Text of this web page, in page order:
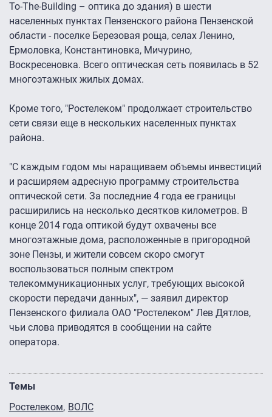
To-The-Building – оптика до здания) в шести
населенных пунктах Пензенского района Пензенской
области - поселке Березовая роща, селах Ленино,
Ермоловка, Константиновка, Мичурино,
Воскресеновка. Всего оптическая сеть появилась в 52
многоэтажных жилых домах.
Кроме того, "Ростелеком" продолжает строительство
сети связи еще в нескольких населенных пунктах
района.
"С каждым годом мы наращиваем объемы инвестиций
и расширяем адресную программу строительства
оптической сети. За последние 4 года ее границы
расширились на несколько десятков километров. В
конце 2014 года оптикой будут охвачены все
многоэтажные дома, расположенные в пригородной
зоне Пензы, и жители совсем скоро смогут
воспользоваться полным спектром
телекоммуникационных услуг, требующих высокой
скорости передачи данных", — заявил директор
Пензенского филиала ОАО "Ростелеком" Лев Дятлов,
чьи слова приводятся в сообщении на сайте
оператора.
Темы
Ростелеком ВОЛС